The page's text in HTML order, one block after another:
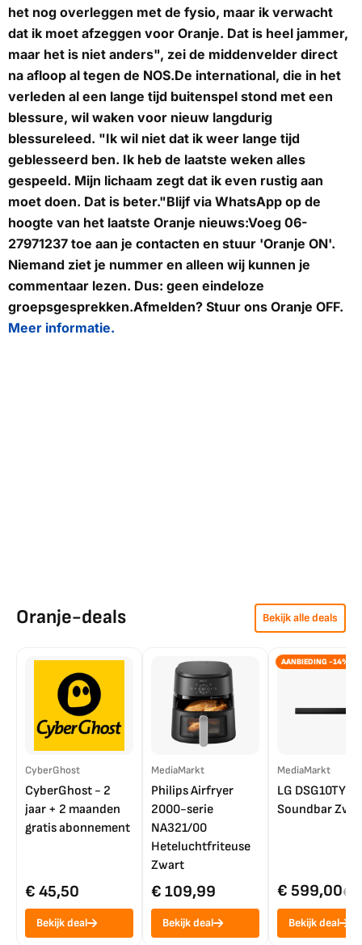
het nog overleggen met de fysio, maar ik verwacht
dat ik moet afzeggen voor Oranje. Dat is heel jammer,
maar het is niet anders", zei de middenvelder direct
na afloop al tegen de NOS.De international, die in het
verleden al een lange tijd buitenspel stond met een
blessure, wil waken voor nieuw langdurig
blessureleed. "Ik wil niet dat ik weer lange tijd
geblesseerd ben. Ik heb de laatste weken alles
gespeeld. Mijn lichaam zegt dat ik even rustig aan
moet doen. Dat is beter."Blijf via WhatsApp op de
hoogte van het laatste Oranje nieuws:Voeg 06-
27971237 toe aan je contacten en stuur 'Oranje ON'.
Niemand ziet je nummer en alleen wij kunnen je
commentaar lezen. Dus: geen eindeloze
groepsgesprekken.Afmelden? Stuur ons Oranje OFF.
Meer informatie.
Oranje-deals Bekijk alle deals
CyberGhost
CyberGhost - 2
jaar + 2 maanden
gratis abonnement
€ 45,50
Bekijk deal
MediaMarkt
Philips Airfryer
2000-serie
NA321/00
Heteluchtfriteuse
Zwart
€ 109,99
Bekijk deal
AANBIEDING -14%
MediaMarkt
LG DSG10TY
Soundbar
€ 599,00€
Bekijk deal